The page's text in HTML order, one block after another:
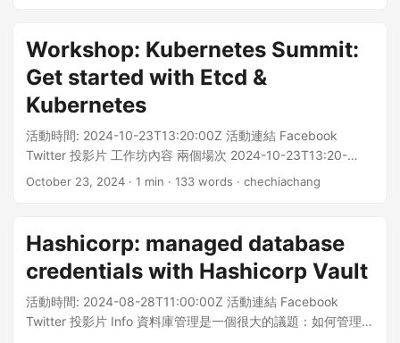
Notebook，token workshop1234! 在 Jupyter Notebook
中，安裝所需的 Python 套件 git clone
https://github.com/chechiachang/rag-workshop.git cd rag-
workshop docker compose up -d docker exec -it notebook
pip install pandas openai qdrant_client tqdm tenacity wget
tenacity unstructured markdown ragas sacrebleu
langchain_community tiktoken 選項2: 使用遠端 VM 建議使用
業配）ngrok 登入 Login -> 左手邊 Identity & Access ->
Authtokens -> Add Tunnel authtoken -> 記在安全的地方 也
可以使用 pinggy，但免費有限時 投影片與教材會放在網站上
../../slides/2025-06-05-devops-rag-internal-ai/ ...
時應考量的事項有哪些，有什麼工具可以協助升級流程，透過
升級更了解 Kubernetes 的架構 Author Che-Chia Chang，專
長的領域是後端開發，開發維運，容器化應用，以及
Kubernetes開發管理。 Microsoft 最有價值從業人員 MVP。
目前為 Golang Taiwan Meetup Organizer，常出現於
CNTUG，DevOps Taipei，GDG Taipei， Golang Taipei
Meetup。 Che-Chia Chang, an SRE specialize in container
and Kubernetes operation. An active member of CNTUG,
https://chechia.net 2024 Cloud Summit 2024 SRE
Conference 2023 DevOpsDay Taipei 2023 Kubernetes
Summit 2022 COSCUP 2022 Cloud Summit 2021 Cloud
Summit 2020 DevOps Taiwan Meetup #26 - 從零開始導入
Terraform 2020 Cloud Native Taiwan 年末聚會 2020 Cloud
Workshop: Kubernetes Summit:
Get started with Etcd &
Kubernetes
活動時間: 2024-10-23T13:20:00Z 活動連結 Facebook
Twitter 投影片 工作坊內容 兩個場次 2024-10-23T13:20-
14:50 @ 603+604 2024-10-24T13:20-14:50 @ 605 Get
動當天現場，會提供一台 Linux VM 做使用 Workshop Get
started with Etcd & Kubernetes / 手把手搭建 Etcd 與 K8s
Outline Etcd 是 Kubernetes 的重要元件之一，本次工作坊將
帶領觀眾初探 Etcd，包含安裝，設定，以及操作。並藉由本地
的 Etcd 來架設一個最簡單的 Kubernetes Cluster。 預計內
容：環境設定，Etcd 設定與部署，Etcd 基礎操作，部署
October 23, 2024 · 1 min · 133 words · chechiachang
Hashicorp: managed database
credentials with Hashicorp Vault
活動時間: 2024-08-28T11:00:00Z 活動連結 Facebook
Twitter 投影片 Info 資料庫管理是一個很大的議題：如何管理資